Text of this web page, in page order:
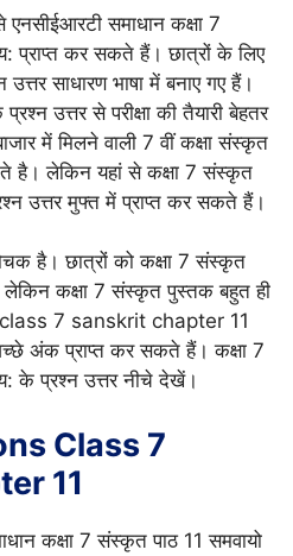
समाधान कक्षा 7
प्राप्त कर सकते हैं। छात्रों के लिए
साधारण भाषा में बनाए गए हैं।
उत्तर से परीक्षा की तैयारी बेहतर
में मिलने वाली 7 वीं कक्षा संस्कृत
है। लेकिन यहां से कक्षा 7 संस्कृत
उत्तर मुफ्त में प्राप्त कर सकते हैं।
है। छात्रों को कक्षा 7 संस्कृत
लेकिन कक्षा 7 संस्कृत पुस्तक बहुत ही
7 sanskrit chapter 11
अच्छे अंक प्राप्त कर सकते हैं। कक्षा 7
के प्रश्न उत्तर नीचे देखें।
Class 7
11
कक्षा 7 संस्कृत पाठ 11 समवायो